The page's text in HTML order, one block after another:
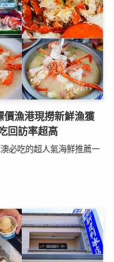
價漁港現撈新鮮漁獲
回訪率超高
必吃的超人氣海鮮推薦一